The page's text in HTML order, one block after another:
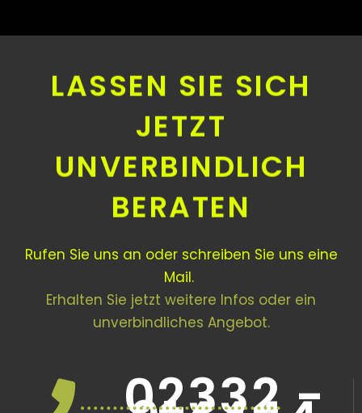
LASSEN SIE SICH
JETZT
UNVERBINDLICH
BERATEN
Rufen Sie uns an oder schreiben Sie uns eine
Mail.
Erhalten Sie jetzt weitere Infos oder ein
unverbindliches Angebot.
02332 -